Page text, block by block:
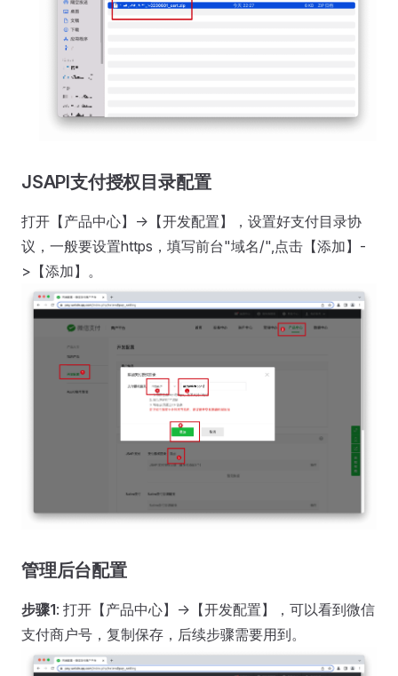
JSAPI支付授权目录配置
打开【产品中心】->【开发配置】，设置好支付目录协
议，一般要设置https，填写前台"域名/",点击【添加】-
>【添加】。
管理后台配置
步骤1: 打开【产品中心】->【开发配置】，可以看到微信
支付商户号，复制保存，后续步骤需要用到。